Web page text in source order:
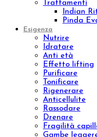
Aromatic
Aromatic
Luxury
Wrap
Slim
Trattamenti
Brossage
Lissaggio
Sculpture
Wrap
Velashape